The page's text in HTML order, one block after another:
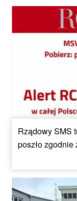
Rządowy SMS
poszło zgodnie